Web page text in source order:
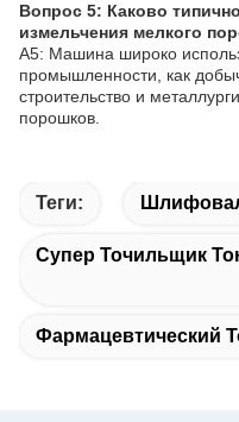
Вопрос 5: Каково
измельчения мелкого
A5: Машина широко
промышленности, как
строительство и
порошков.
Теги:
Супер Точильщик
Фармацевтический